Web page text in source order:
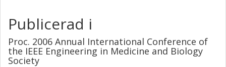
Publicerad i
Proc. 2006 Annual International Conference of
the IEEE Engineering in Medicine and Biology
Society